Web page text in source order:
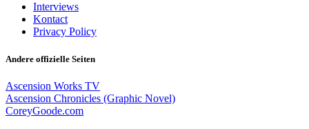
Interviews
Kontact
Privacy Policy
Andere offizielle Seiten
Ascension Works TV
Ascension Chronicles (Graphic Novel)
CoreyGoode.com